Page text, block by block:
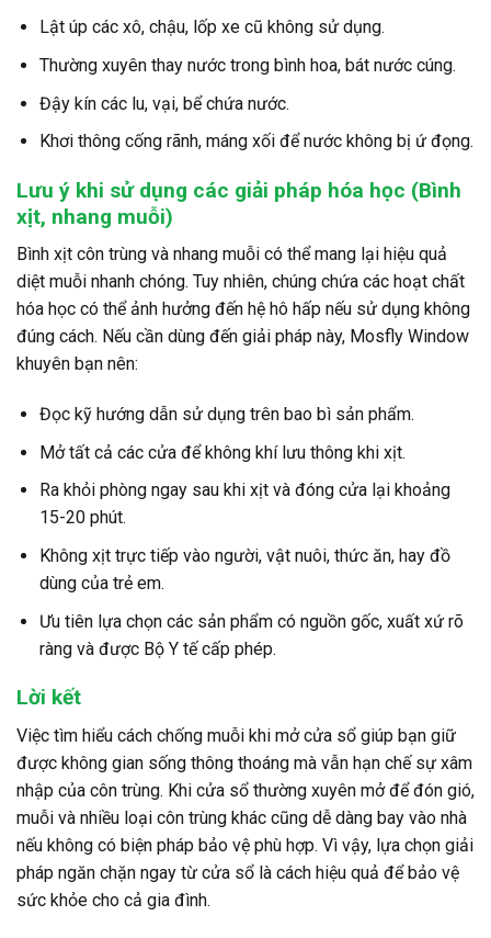
Lật úp các xô, chậu, lốp xe cũ không sử dụng.
Thường xuyên thay nước trong bình hoa, bát nước cúng.
Đậy kín các lu, vại, bể chứa nước.
Khơi thông cống rãnh, máng xối để nước không bị ứ đọng.
Lưu ý khi sử dụng các giải pháp hóa học (Bình
xịt, nhang muỗi)
Bình xịt côn trùng và nhang muỗi có thể mang lại hiệu quả
diệt muỗi nhanh chóng. Tuy nhiên, chúng chứa các hoạt chất
hóa học có thể ảnh hưởng đến hệ hô hấp nếu sử dụng không
đúng cách. Nếu cần dùng đến giải pháp này, Mosfly Window
khuyên bạn nên:
Đọc kỹ hướng dẫn sử dụng trên bao bì sản phẩm.
Mở tất cả các cửa để không khí lưu thông khi xịt.
Ra khỏi phòng ngay sau khi xịt và đóng cửa lại khoảng
15-20 phút.
Không xịt trực tiếp vào người, vật nuôi, thức ăn, hay đồ
dùng của trẻ em.
Ưu tiên lựa chọn các sản phẩm có nguồn gốc, xuất xứ rõ
ràng và được Bộ Y tế cấp phép.
Lời kết
Việc tìm hiểu cách chống muỗi khi mở cửa sổ giúp bạn giữ
được không gian sống thông thoáng mà vẫn hạn chế sự xâm
nhập của côn trùng. Khi cửa sổ thường xuyên mở để đón gió,
muỗi và nhiều loại côn trùng khác cũng dễ dàng bay vào nhà
nếu không có biện pháp bảo vệ phù hợp. Vì vậy, lựa chọn giải
pháp ngăn chặn ngay từ cửa sổ là cách hiệu quả để bảo vệ
sức khỏe cho cả gia đình.